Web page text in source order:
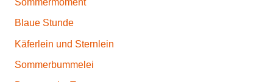
Blaue Stunde
Käferlein und Sternlein
Sommerbummelei